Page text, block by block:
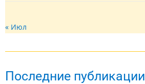
« Июл
Последние публикации